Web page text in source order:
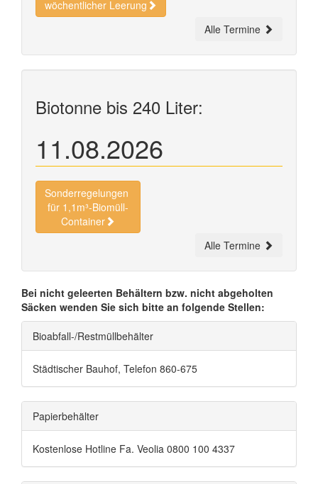
wöchentlicher Leerung
Alle Termine
Biotonne bis 240 Liter:
11.08.2026
Sonderregelungen
für 1,1m³-Biomüll-
Container
Alle Termine
Bei nicht geleerten Behältern bzw. nicht abgeholten
Säcken wenden Sie sich bitte an folgende Stellen:
Bioabfall-/Restmüllbehälter
Städtischer Bauhof, Telefon 860-675
Papierbehälter
Kostenlose Hotline Fa. Veolia 0800 100 4337